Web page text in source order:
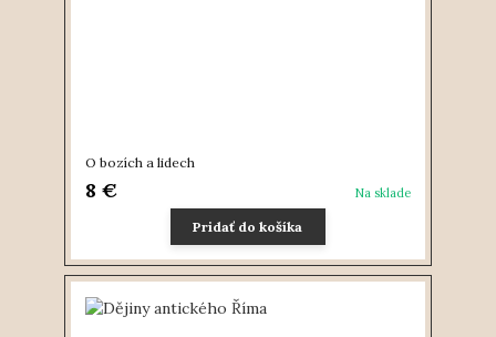
O bozích a lidech
8 € Na sklade
Pridať do košíka